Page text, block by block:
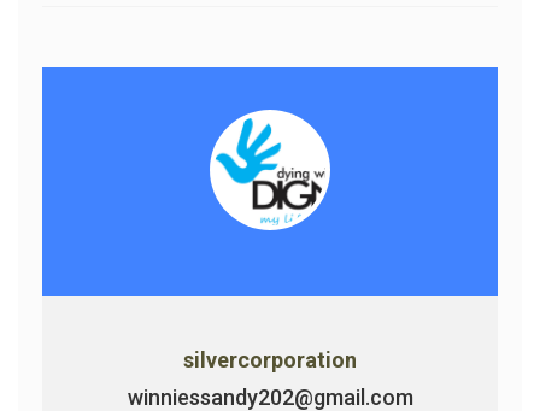
silvercorporation
winniessandy202@gmail.com